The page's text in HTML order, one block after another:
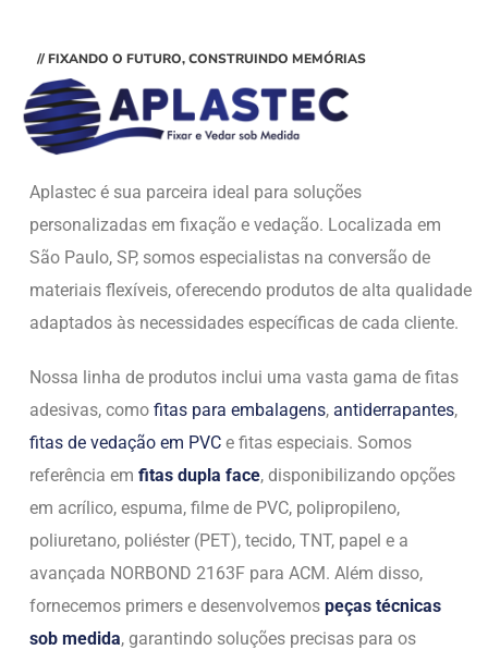
// FIXANDO O FUTURO, CONSTRUINDO MEMÓRIAS
Aplastec é sua parceira ideal para soluções
personalizadas em fixação e vedação. Localizada em
São Paulo, SP, somos especialistas na conversão de
materiais flexíveis, oferecendo produtos de alta qualidade
adaptados às necessidades específicas de cada cliente.
Nossa linha de produtos inclui uma vasta gama de fitas
adesivas, como fitas para embalagens, antiderrapantes,
fitas de vedação em PVC e fitas especiais. Somos
referência em fitas dupla face, disponibilizando opções
em acrílico, espuma, filme de PVC, polipropileno,
poliuretano, poliéster (PET), tecido, TNT, papel e a
avançada NORBOND 2163F para ACM. Além disso,
fornecemos primers e desenvolvemos peças técnicas
sob medida, garantindo soluções precisas para os